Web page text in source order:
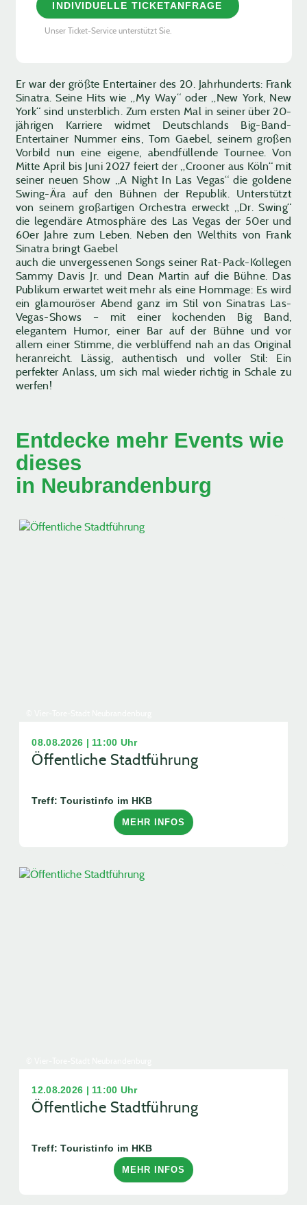
Er war der größte Entertainer des 20. Jahrhunderts: Frank
Sinatra. Seine Hits wie „My Way“ oder „New York, New
York“ sind unsterblich. Zum ersten Mal in seiner über 20-
jährigen Karriere widmet Deutschlands Big-Band-
Entertainer Nummer eins, Tom Gaebel, seinem großen
Vorbild nun eine eigene, abendfüllende Tournee. Von
Mitte April bis Juni 2027 feiert der „Crooner aus Köln“ mit
seiner neuen Show „A Night In Las Vegas“ die goldene
Swing-Ära auf den Bühnen der Republik. Unterstützt
von seinem großartigen Orchestra erweckt „Dr. Swing“
die legendäre Atmosphäre des Las Vegas der 50er und
60er Jahre zum Leben. Neben den Welthits von Frank
Sinatra bringt Gaebel
auch die unvergessenen Songs seiner Rat-Pack-Kollegen
Sammy Davis Jr. und Dean Martin auf die Bühne. Das
Publikum erwartet weit mehr als eine Hommage: Es wird
ein glamouröser Abend ganz im Stil von Sinatras Las-
Vegas-Shows – mit einer kochenden Big Band,
elegantem Humor, einer Bar auf der Bühne und vor
allem einer Stimme, die verblüffend nah an das Original
heranreicht. Lässig, authentisch und voller Stil: Ein
perfekter Anlass, um sich mal wieder richtig in Schale zu
werfen!
INDIVIDUELLE TICKETANFRAGE
Unser Ticket-Service unterstützt Sie.
Entdecke mehr Events wie
dieses
in Neubrandenburg
08.08.2026 | 11:00 Uhr
Öffentliche Stadtführung
Treff: Touristinfo im HKB
MEHR INFOS
12.08.2026 | 11:00 Uhr
Öffentliche Stadtführung
Treff: Touristinfo im HKB
MEHR INFOS